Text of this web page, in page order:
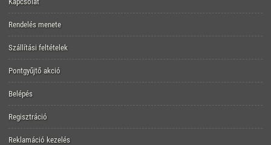
Rendelés menete
Szállítási feltételek
Pontgyűjtő akció
Belépés
Regisztráció
Reklamáció kezelés